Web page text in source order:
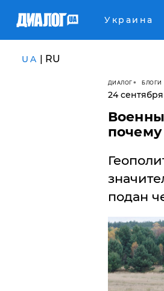
Украина
UA | RU
ДИАЛОГ БЛОГИ
24 сентября
подан